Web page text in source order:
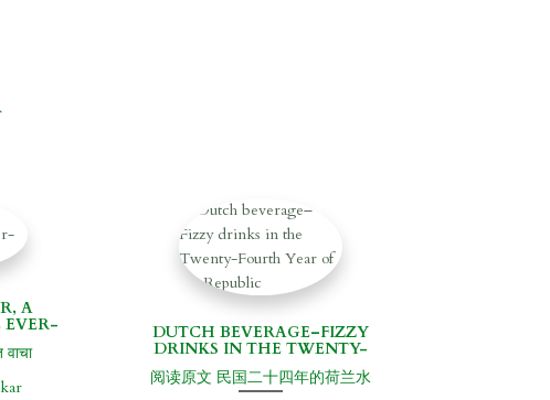
A
EVER-
वाचा
DUTCH BEVERAGE–FIZZY
DRINKS IN THE TWENTY-
FOURTH YEAR OF THE
REPUBLIC
阅读原文 民国二十四年的荷兰水